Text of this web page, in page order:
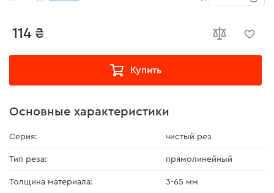
114 ₴
Купить
Основные характеристики
Серия: чистый рез
Тип реза: прямолинейный
Толщина материала: 3-65 мм